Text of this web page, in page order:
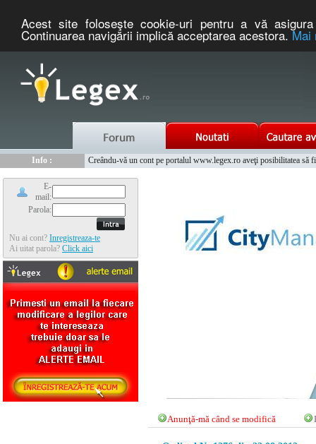
Acest site foloseşte cookie-uri pentru a vă
Continuarea navigării implică acceptarea acestora.Mai
Info :
Creându-vă un cont pe portalul www.legex.ro aveţi posibilitatea
Info :
www.tntauto.ro - Managementul Integrat al Parcului Auto
E-
mail:
Parola:
Nu ai cont? Inregistreaza-te
Ai uitat parola? Click aici
Anunţă-mă când se modifică